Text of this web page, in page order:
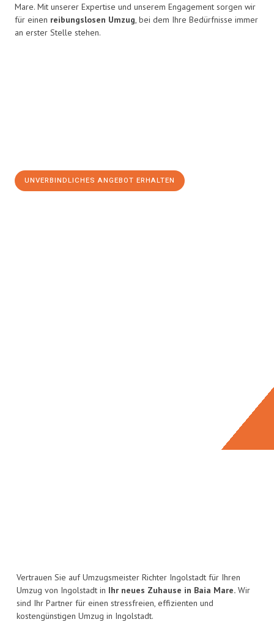
Mare. Mit unserer Expertise und unserem Engagement sorgen wir
für einen reibungslosen Umzug, bei dem Ihre Bedürfnisse immer
an erster Stelle stehen.
UNVERBINDLICHES ANGEBOT ERHALTEN
Vertrauen Sie auf Umzugsmeister Richter Ingolstadt für Ihren
Umzug von Ingolstadt in Ihr neues Zuhause in Baia Mare. Wir
sind Ihr Partner für einen stressfreien, effizienten und
kostengünstigen Umzug in Ingolstadt.